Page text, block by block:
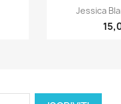

Jessica